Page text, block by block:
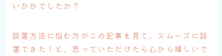
いかがでしたか？
設置方法に悩む方がこの記事を見て、スムーズに設
置できた！と、思っていただけたら心から嬉しいで